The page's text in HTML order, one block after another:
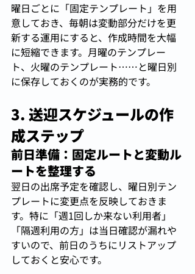
曜日ごとに「固定テンプレート」を用
意しておき、毎朝は変動部分だけを更
新する運用にすると、作成時間を大幅
に短縮できます。月曜のテンプレー
ト、火曜のテンプレート……と曜日別
に保存しておくのが実務的です。
3. 送迎スケジュールの作
成ステップ
前日準備：固定ルートと変動ル
ートを整理する
翌日の出席予定を確認し、曜日別テン
プレートに変更点を反映しておきま
す。特に「週1回しか来ない利用者」
「隔週利用の方」は当日確認が漏れや
すいので、前日のうちにリストアップ
しておくと安心です。